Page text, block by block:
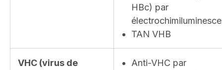
HBc) par
TAN VHB
VHC (virus de
Anti-VHC par